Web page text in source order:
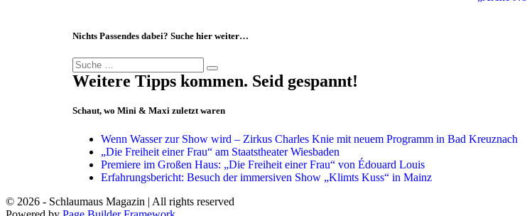
Nichts Passendes dabei? Suche hier weiter…
Weitere Tipps kommen. Seid gespannt!
Schaut, wo Mini & Maxi zuletzt waren
Wenn Wasser zur Show wird – Zirkus Charles Knie mit neuem Programm in Bad Kreuznach
„Die Freiheit einer Frau“ am Staatstheater Wiesbaden
Premiere im Großen Haus: „Die Freiheit einer Frau“ von Édouard Louis
Erfahrungsbericht: Besuch der immersiven Show „Klimts Kuss“ in Mainz
© 2026 - Schlaumaus Magazin | All rights reserved